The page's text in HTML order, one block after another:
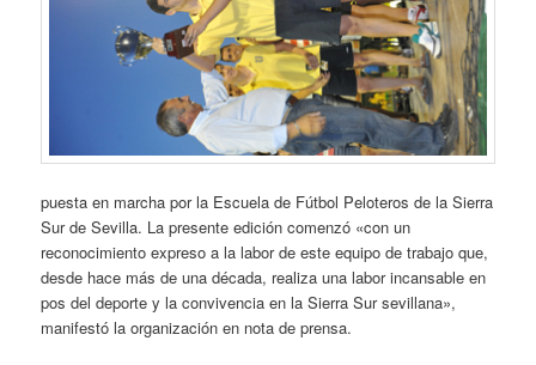
puesta en marcha por la Escuela de Fútbol Peloteros de la Sierra
Sur de Sevilla. La presente edición comenzó «con un
reconocimiento expreso a la labor de este equipo de trabajo que,
desde hace más de una década, realiza una labor incansable en
pos del deporte y la convivencia en la Sierra Sur sevillana»,
manifestó la organización en nota de prensa.